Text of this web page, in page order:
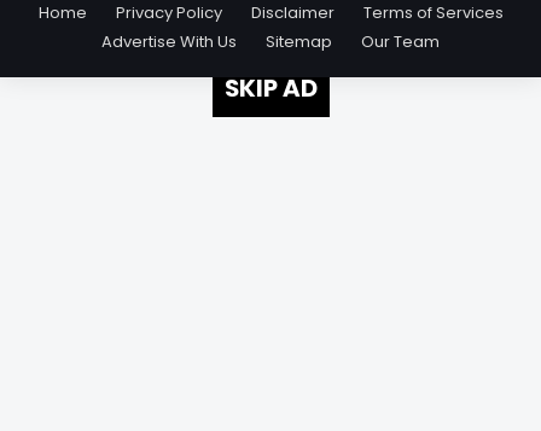
Home
Privacy Policy Disclaimer
Terms of Services
Advertise With Us
Sitemap Our Team
SKIP AD